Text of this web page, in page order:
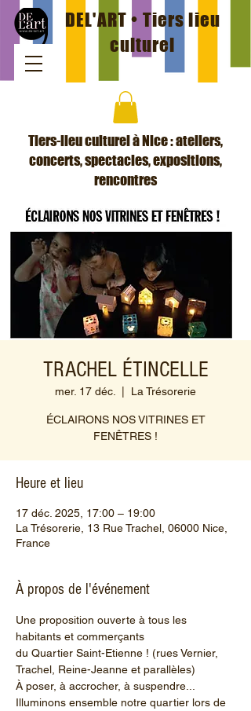
DEL'ART • Tiers lieu
culturel
Tiers-lieu culturel à Nice : ateliers,
concerts, spectacles, expositions,
rencontres
TRACHEL ÉTINCELLE
mer. 17 déc. La Trésorerie
ÉCLAIRONS NOS VITRINES ET
FENÊTRES !
Heure et lieu
17 déc. 2025, 17:00 – 19:00
La Trésorerie, 13 Rue Trachel, 06000 Nice,
France
À propos de l'événement
Une proposition ouverte à tous les
habitants et commerçants
du Quartier Saint-Etienne ! (rues Vernier,
Trachel, Reine-Jeanne et parallèles)
À poser, à accrocher, à suspendre...
Illuminons ensemble notre quartier lors de